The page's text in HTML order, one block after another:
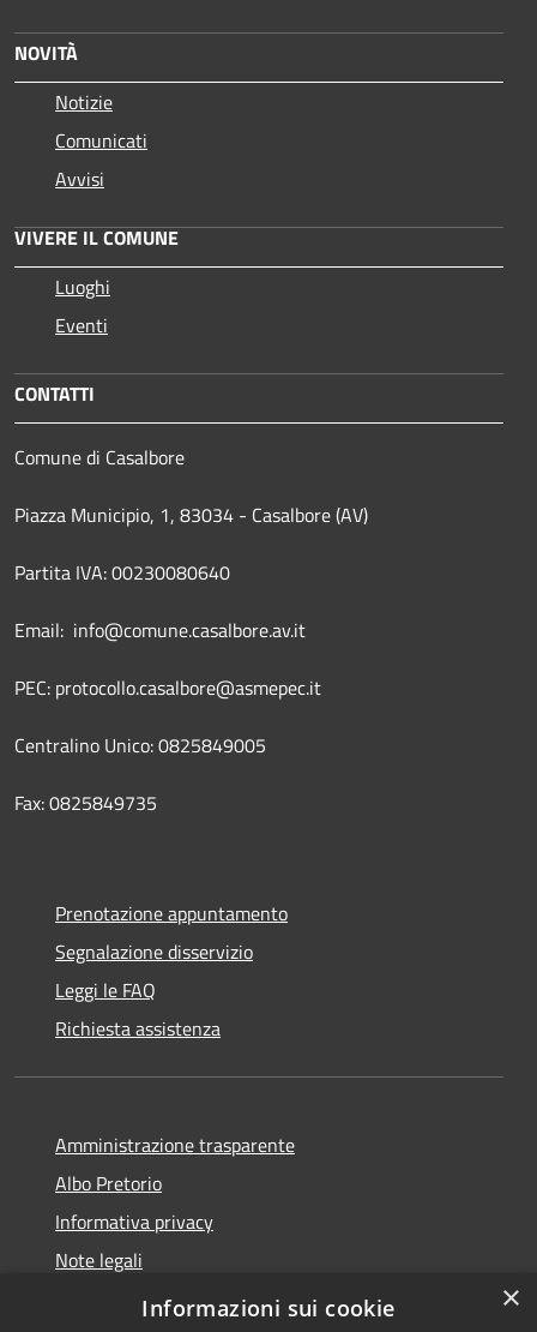
NOVITÀ
Notizie
Comunicati
Avvisi
VIVERE IL COMUNE
Luoghi
Eventi
CONTATTI
Comune di Casalbore
Piazza Municipio, 1, 83034 - Casalbore (AV)
Partita IVA: 00230080640
Email: info@comune.casalbore.av.it
PEC: protocollo.casalbore@asmepec.it
Centralino Unico: 0825849005
Fax: 0825849735
Prenotazione appuntamento
Segnalazione disservizio
Leggi le FAQ
Richiesta assistenza
Amministrazione trasparente
Albo Pretorio
Informativa privacy
Note legali
Dichiarazione di accessibilità
×
Informazioni sui cookie